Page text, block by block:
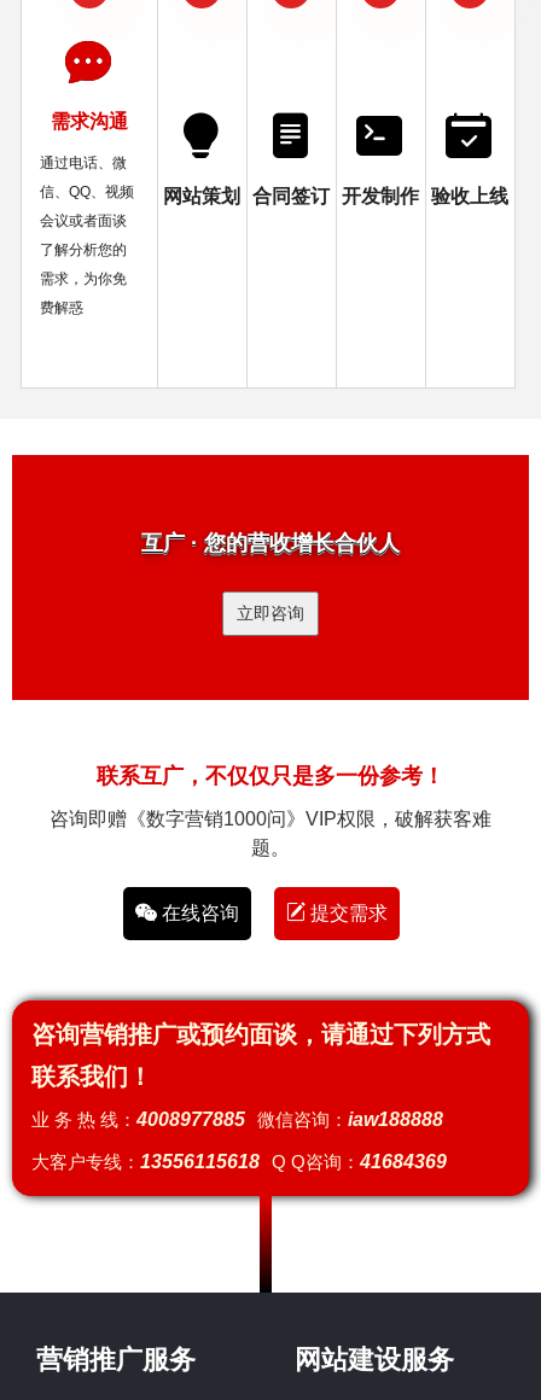
需求沟通
通过电话、微
信、QQ、视频
会议或者面谈
了解分析您的
需求，为你免
费解惑
网站策划 合同签订 开发制作 验收上线
互广 · 您的营收增长合伙人
立即咨询
联系互广，不仅仅只是多一份参考！
咨询即赠《数字营销1000问》VIP权限，破解获客难
题。
在线咨询 提交需求
咨询营销推广或预约面谈，请通过下列方式
联系我们！
业 务 热 线：4008977885 微信咨询： iaw188888
大客户专线： 13556115618 Q Q咨询：41684369
营销推广服务 网站建设服务